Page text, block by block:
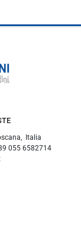
Italia
055 6582714